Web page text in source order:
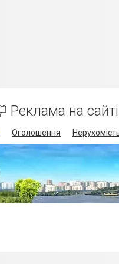
Реклама на сайті
Оголошення